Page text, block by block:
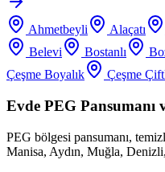
Ahmetbeyli Alaçatı
Belevi
Bostanlı
Çeşme Boyalık
Çeşme
Evde PEG Pansumanı
PEG bölgesi pansumanı,
Manisa, Aydın, Muğla,